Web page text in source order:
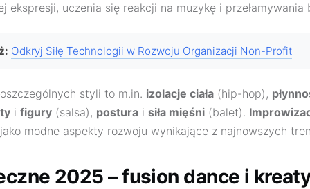
ekspresji, uczenia się reakcji na muzykę i
Odkryj Siłę Technologii w Rozwoju Organizacji Non-Profit
styli to m.in. izolacje ciała (hip-hop),
i figury (salsa), postura i siła mięśni (balet).
modne aspekty rozwoju wynikające z najnowszych
2025 – fusion dance i